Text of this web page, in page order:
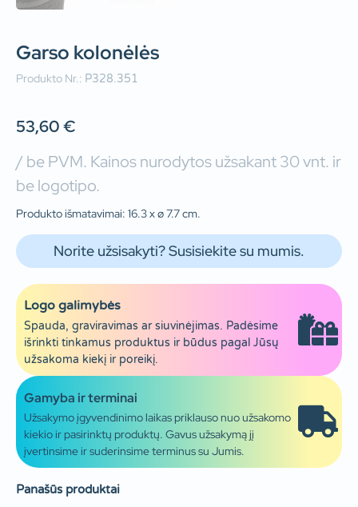
Garso kolonėlės
Produkto Nr.: P328.351
53,60€
/ be PVM. Kainos nurodytos užsakant 30 vnt. ir
be logotipo.
Produkto išmatavimai: 16.3 x ø 7.7 cm.
Norite užsisakyti? Susisiekite su mumis.
Logo galimybės
Spauda, graviravimas ar siuvinėjimas. Padėsime
išrinkti tinkamus produktus ir būdus pagal Jūsų
užsakoma kiekį ir poreikį.
Gamyba ir terminai
Užsakymo įgyvendinimo laikas priklauso nuo užsakomo
kiekio ir pasirinktų produktų. Gavus užsakymą jį
įvertinsime ir suderinsime terminus su Jumis.
Panašūs produktai